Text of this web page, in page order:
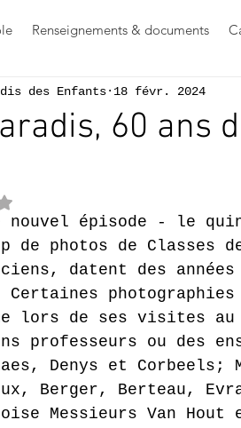
Renseignements & documents
60 ans
des Enfants 18 févr. 2024
NaN étoiles sur 5.
nouvel épisode - le
de photos de
datent des
lors de ses visites
professeurs ou des
Denys et
Berger, Berteau,
Messieurs Van